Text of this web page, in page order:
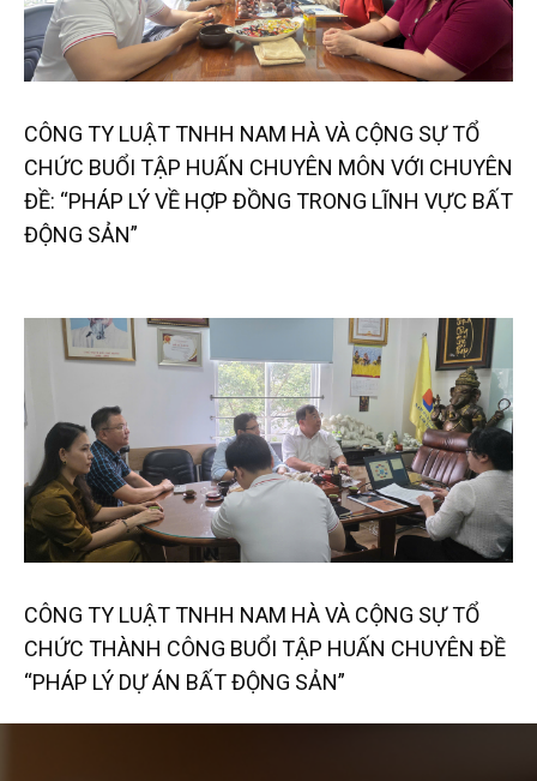
CÔNG TY LUẬT TNHH NAM HÀ VÀ CỘNG SỰ TỔ
CHỨC BUỔI TẬP HUẤN CHUYÊN MÔN VỚI CHUYÊN
ĐỀ: “PHÁP LÝ VỀ HỢP ĐỒNG TRONG LĨNH VỰC BẤT
ĐỘNG SẢN”
CÔNG TY LUẬT TNHH NAM HÀ VÀ CỘNG SỰ TỔ
CHỨC THÀNH CÔNG BUỔI TẬP HUẤN CHUYÊN ĐỀ
“PHÁP LÝ DỰ ÁN BẤT ĐỘNG SẢN”